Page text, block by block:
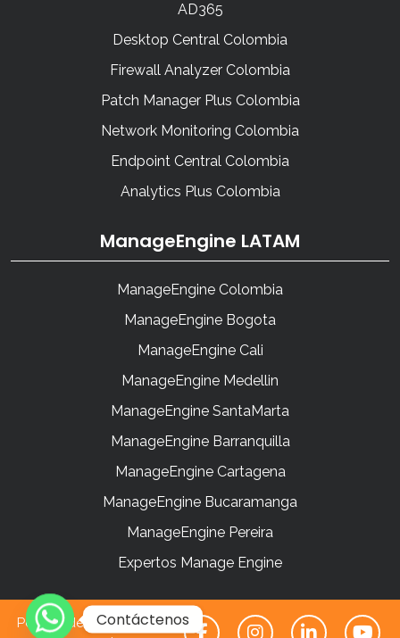
AD365
Desktop Central Colombia
Firewall Analyzer Colombia
Patch Manager Plus Colombia
Network Monitoring Colombia
Endpoint Central Colombia
Analytics Plus Colombia
ManageEngine LATAM
ManageEngine Colombia
ManageEngine Bogota
ManageEngine Cali
ManageEngine Medellin
ManageEngine SantaMarta
ManageEngine Barranquilla
ManageEngine Cartagena
ManageEngine Bucaramanga
ManageEngine Pereira
Expertos Manage Engine
Politica de Tratamientos
Contáctenos